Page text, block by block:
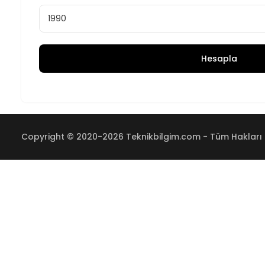
Hesapla
Copyright © 2020-2026 Teknikbilgim.com - Tüm Hakları